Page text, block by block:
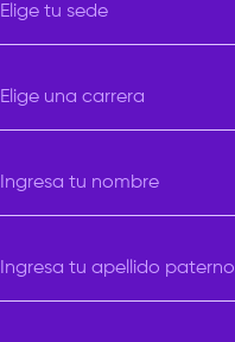
Elige tu sede
Elige una carrera
Ingresa tu nombre
Ingresa tu apellido paterno